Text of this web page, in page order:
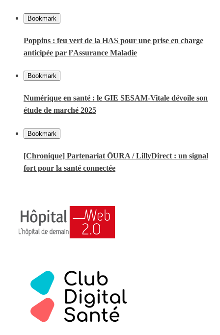
Bookmark
Poppins : feu vert de la HAS pour une prise en charge
anticipée par l’Assurance Maladie
Bookmark
Numérique en santé : le GIE SESAM-Vitale dévoile son
étude de marché 2025
Bookmark
[Chronique] Partenariat ŌURA / LillyDirect : un signal
fort pour la santé connectée